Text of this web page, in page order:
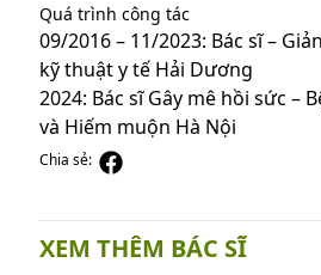
Quá trình công tác
09/2016 – 11/2023: Bác sĩ –
kỹ thuật y tế Hải Dương
2024: Bác sĩ Gây mê hồi sức –
và Hiếm muộn Hà Nội
Chia sẻ:
XEM THÊM BÁC SĨ